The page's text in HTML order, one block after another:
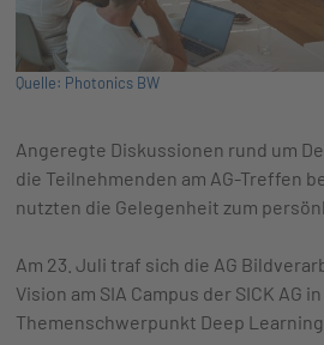
Quelle: Photonics BW
Angeregte Diskussionen rund um
die Teilnehmenden am AG-Treffen
nutzten die Gelegenheit zum
Am 23. Juli traf sich die AG
Vision am SIA Campus der SICK AG
Themenschwerpunkt Deep Learning.